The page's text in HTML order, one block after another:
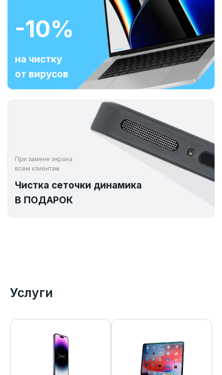
-10%
на чистку
от вирусов
При замене экрана
всем клиентам
Чистка сеточки динамика
В ПОДАРОК
Услуги